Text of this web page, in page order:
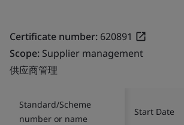
Certificate number: 620891
Scope: Supplier management
供应商管理
Standard/Scheme
number or name
Start Date